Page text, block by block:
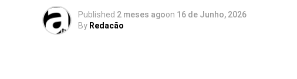
Published 2 meses agoon 16 de Junho, 2026
By Redacão